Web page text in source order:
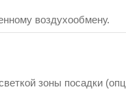
воздухообмену.
зоны посадки